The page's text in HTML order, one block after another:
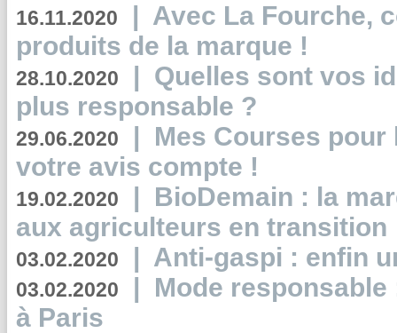
16.11.2020 | Avec La Fourche,
produits de la marque !
28.10.2020 | Quelles sont vos
plus responsable ?
29.06.2020 | Mes Courses pour
votre avis compte !
19.02.2020 | BioDemain : la
aux agriculteurs en transition
03.02.2020 | Anti-gaspi : enfin
03.02.2020 | Mode
à Paris